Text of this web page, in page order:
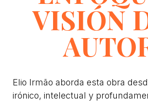
VISIÓN
Elio Irmão aborda esta obra
irónico, intelectual y